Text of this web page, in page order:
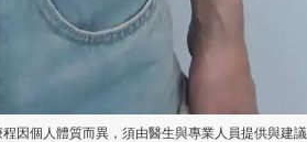
因個人體質而異，須由醫生與專業人員提供與建議